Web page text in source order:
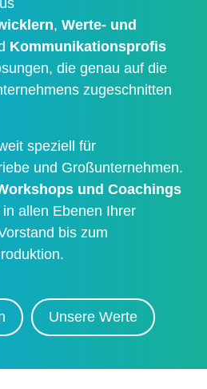
, Werte- und
Kommunikationsprofis
die genau auf die
zugeschnitten
speziell für
und Großunternehmen.
und Coachings
allen Ebenen Ihrer
bis zum
Unsere Werte